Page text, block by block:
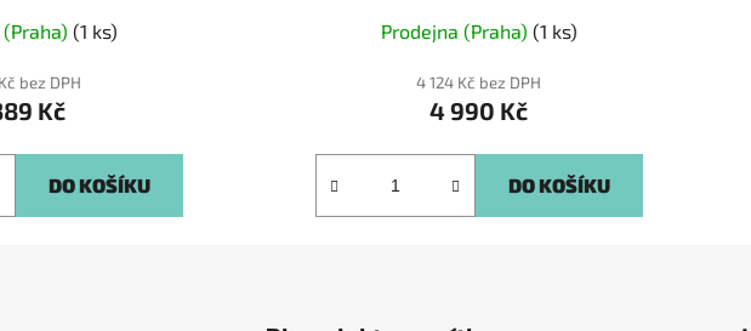
(1 ks)
bez DPH
Kč
DO KOŠÍKU
Prodejna (Praha) (1 ks)
4 124 Kč bez DPH
4 990 Kč
DO KOŠÍKU